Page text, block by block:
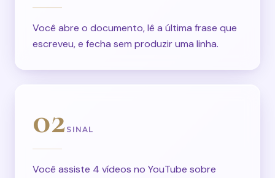
Você abre o documento, lê a última frase que
escreveu, e fecha sem produzir uma linha.
02 SINAL
Você assiste 4 vídeos no YouTube sobre